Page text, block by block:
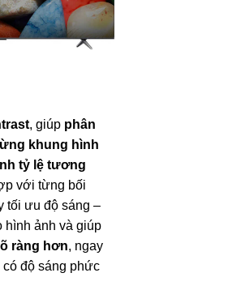
, giúp phân
khung hình
tỷ lệ tương
với từng bối
tối ưu độ sáng –
hình ảnh và giúp
ràng hơn, ngay
độ sáng phức